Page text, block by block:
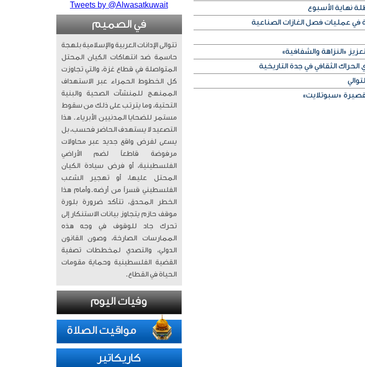
نهاية الأسبوع
عمليات فصل الغازات الصناعية
«النزاهة والشفافية»
الثقافي في جدة التاريخية
«سبوتلايت»
Tweets by @Alwasatkuwait
في الصميم
تتوالى الإدانات العربية والإسلامية بلهجة
حاسمة ضد انتهاكات الكيان المحتل
المتواصلة في قطاع غزة، والتي تجاوزت
كل الخطوط الحمراء عبر الاستهداف
الممنهج للمنشآت الصحية والبنية
التحتية، وما يترتب على ذلك من سقوط
مستمر للضحايا المدنيين الأبرياء. ​ هذا
التصعيد لا يستهدف الحاضر فحسب، بل
يسعى لفرض واقع جديد عبر محاولات
مرفوضة قاطعاً لضم الأراضي
الفلسطينية، أو فرض سيادة الكيان
المحتل عليها، أو تهجير الشعب
الفلسطيني قسراً من أرضه. ​وأمام هذا
الخطر المحدق، تتأكد ضرورة بلورة
موقف حازم يتجاوز بيانات الاستنكار إلى
تحرك جاد للوقوف في وجه هذه
الممارسات الصارخة، وصون القانون
الدولي، والتصدي لمخططات تصفية
القضية الفلسطينية وحماية مقومات
الحياة في القطاع.
كاريكاتير